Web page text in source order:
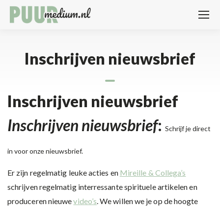
Inschrijven nieuwsbrief
Inschrijven nieuwsbrief
Inschrijven nieuwsbrief: Schrijf je direct
in voor onze nieuwsbrief.
Er zijn regelmatig leuke acties en Mireille & Collega’s
schrijven regelmatig interressante spirituele artikelen en
produceren nieuwevideo’s. We willen we je op de hoogte